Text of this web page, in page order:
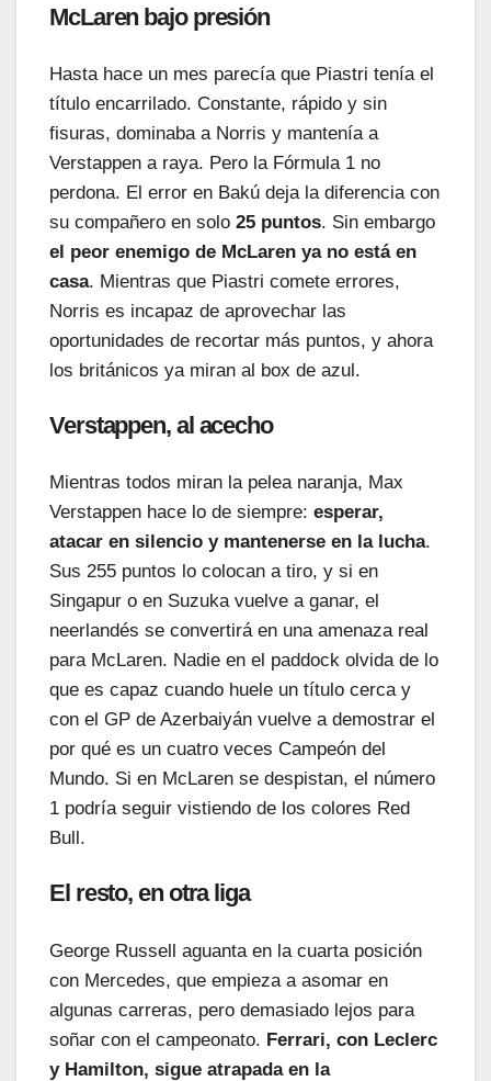
McLaren bajo presión
Hasta hace un mes parecía que Piastri tenía el
título encarrilado. Constante, rápido y sin
fisuras, dominaba a Norris y mantenía a
Verstappen a raya. Pero la Fórmula 1 no
perdona. El error en Bakú deja la diferencia con
su compañero en solo 25 puntos. Sin embargo
el peor enemigo de McLaren ya no está en
casa. Mientras que Piastri comete errores,
Norris es incapaz de aprovechar las
oportunidades de recortar más puntos, y ahora
los británicos ya miran al box de azul.
Verstappen, al acecho
Mientras todos miran la pelea naranja, Max
Verstappen hace lo de siempre: esperar,
atacar en silencio y mantenerse en la lucha.
Sus 255 puntos lo colocan a tiro, y si en
Singapur o en Suzuka vuelve a ganar, el
neerlandés se convertirá en una amenaza real
para McLaren. Nadie en el paddock olvida de lo
que es capaz cuando huele un título cerca y
con el GP de Azerbaiyán vuelve a demostrar el
por qué es un cuatro veces Campeón del
Mundo. Si en McLaren se despistan, el número
1 podría seguir vistiendo de los colores Red
Bull.
El resto, en otra liga
George Russell aguanta en la cuarta posición
con Mercedes, que empieza a asomar en
algunas carreras, pero demasiado lejos para
soñar con el campeonato. Ferrari, con Leclerc
y Hamilton, sigue atrapada en la